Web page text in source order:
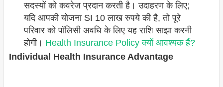
सदस्यों को कवरेज प्रदान करती है। उदाहरण के लिए;
यदि आपकी योजना SI 10 लाख रुपये की है, तो पूरे
परिवार को पॉलिसी अवधि के लिए यह राशि साझा करनी
होगी। Health Insurance Policy क्यों आवश्यक हैं?
Individual Health Insurance Advantage